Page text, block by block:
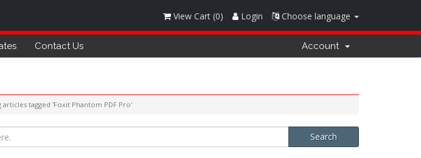
Choose language
Login
View Cart (0)
Contact Us Account
articles tagged 'Foxit Phantom PDF Pro'